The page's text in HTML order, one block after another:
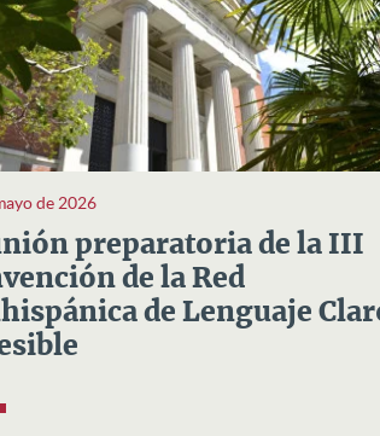
de 2026
preparatoria de la III
de la Red
de Lenguaje